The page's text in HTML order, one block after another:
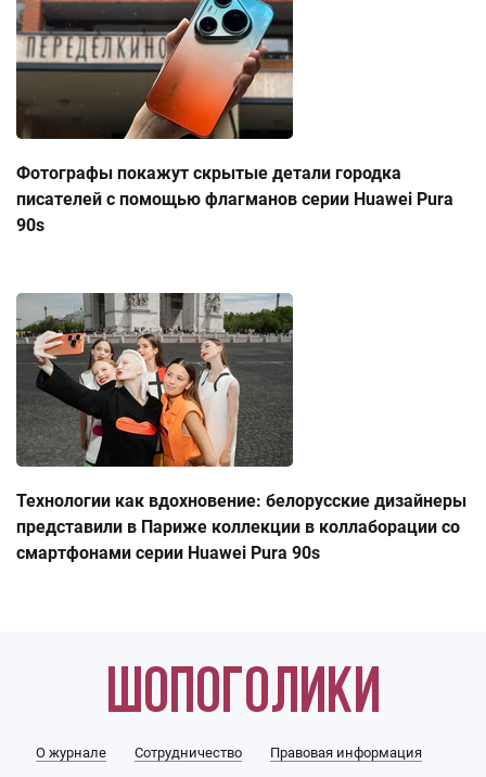
Фотографы покажут скрытые детали городка
писателей с помощью флагманов серии Huawei Pura
90s
Технологии как вдохновение: белорусские дизайнеры
представили в Париже коллекции в коллаборации со
смартфонами серии Huawei Pura 90s
О журнале Сотрудничество Правовая информация